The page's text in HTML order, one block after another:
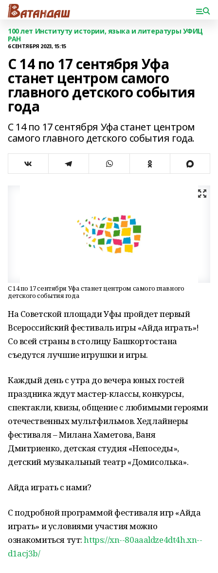
100 лет Институту истории, языка и литературы УФИЦ
РАН
6 СЕНТЯБРЯ 2023, 15:15
С 14 по 17 сентября Уфа
станет центром самого
главного детского события
года
С 14 по 17 сентября Уфа станет центром
самого главного детского события года.
С 14 по 17 сентября Уфа станет центром самого главного
детского события года
На Советской площади Уфы пройдет первый
Всероссийский фестиваль игры «Айда играть»!
Со всей страны в столицу Башкортостана
съедутся лучшие игрушки и игры.
Каждый день с утра до вечера юных гостей
праздника ждут мастер-классы, конкурсы,
спектакли, квизы, общение с любимыми героями
отечественных мультфильмов. Хедлайнеры
фестиваля – Милана Хаметова, Ваня
Дмитриенко, детская студия «Непоседы»,
детский музыкальный театр «Домисолька».
Айда играть с нами?
С подробной программой фестиваля игр «Айда
играть» и условиями участия можно
ознакомиться тут:https://xn--80aaaldze4dt4h.xn--
d1acj3b/